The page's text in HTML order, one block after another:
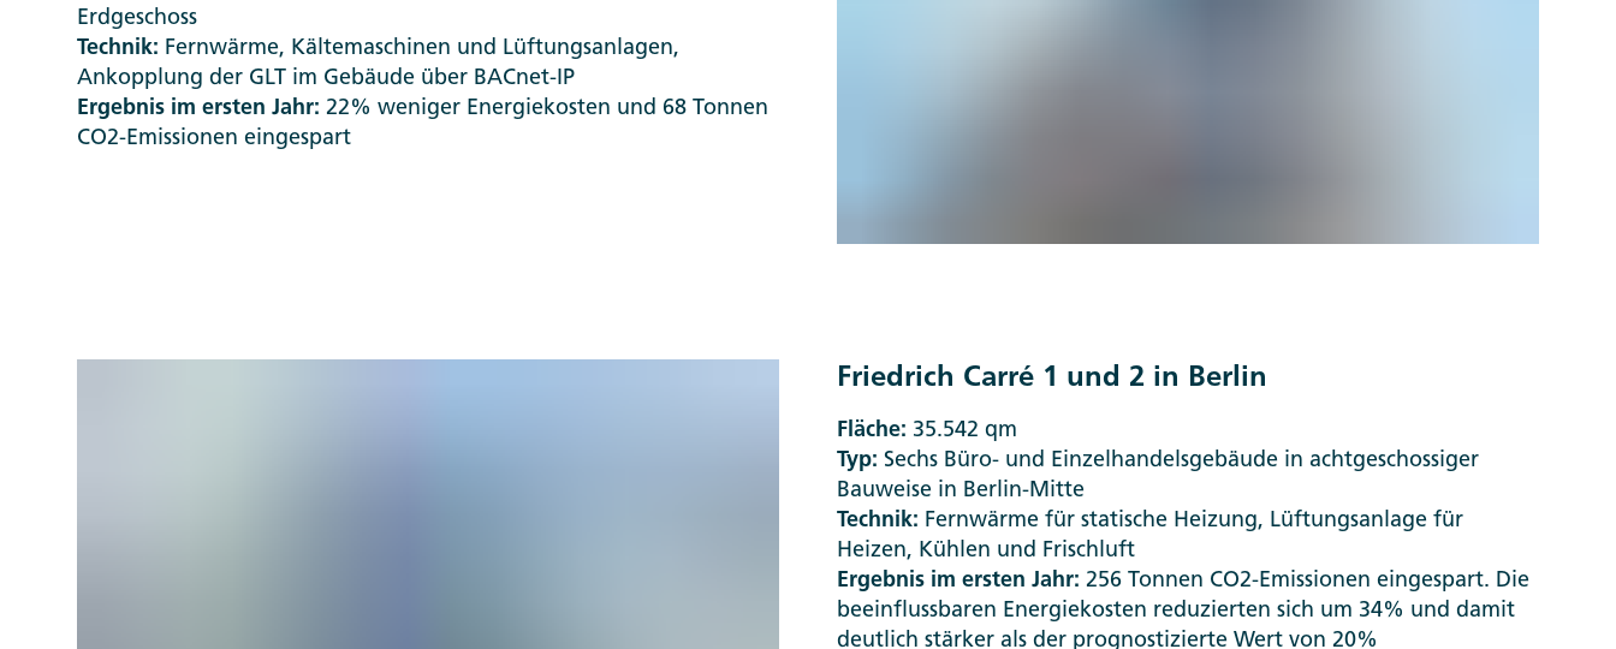
Erdgeschoss
Technik: Fernwärme, Kältemaschinen und Lüftungsanlagen,
Ankopplung der GLT im Gebäude über BACnet-IP
Ergebnis im ersten Jahr: 22% weniger Energiekosten und 68 Tonnen
CO2-Emissionen eingespart
Friedrich Carré 1 und 2 in Berlin
Fläche: 35.542 qm
Typ: Sechs Büro- und Einzelhandelsgebäude in achtgeschossiger
Bauweise in Berlin-Mitte
Technik: Fernwärme für statische Heizung, Lüftungsanlage für
Heizen, Kühlen und Frischluft
Ergebnis im ersten Jahr: 256 Tonnen CO2-Emissionen eingespart. Die
beeinflussbaren Energiekosten reduzierten sich um 34% und damit
deutlich stärker als der prognostizierte Wert von 20%